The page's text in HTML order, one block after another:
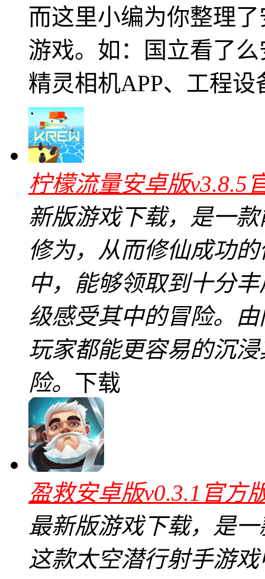
而这里小编为你整理
游戏。如：国立看了
精灵相机APP、工程设
柠檬流量安卓版v3.8.5
新版游戏下载，是一
修为，从而修仙成功
中，能够领取到十分
级感受其中的冒险。
玩家都能更容易的沉
险。 下载
盈救安卓版v0.3.1官方
最新版游戏下载，是
这款太空潜行射手游